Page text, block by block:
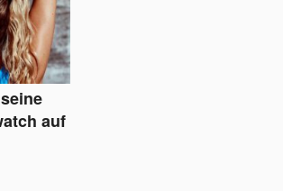
auf